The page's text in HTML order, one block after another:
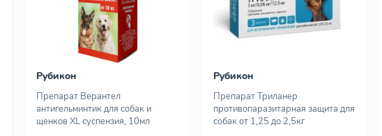
Рубикон
Препарат Верантел
антигельминтик для собак и
щенков XL суспензия, 10мл
Рубикон
Препарат Триланер
противопаразитарная защита для
собак от 1,25 до 2,5кг